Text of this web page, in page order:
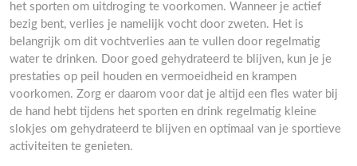
het sporten om uitdroging te voorkomen. Wanneer je actief
bezig bent, verlies je namelijk vocht door zweten. Het is
belangrijk om dit vochtverlies aan te vullen door regelmatig
water te drinken. Door goed gehydrateerd te blijven, kun je je
prestaties op peil houden en vermoeidheid en krampen
voorkomen. Zorg er daarom voor dat je altijd een fles water bij
de hand hebt tijdens het sporten en drink regelmatig kleine
slokjes om gehydrateerd te blijven en optimaal van je sportieve
activiteiten te genieten.